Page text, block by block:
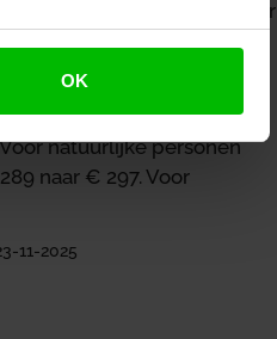
OK
van € 53 naar € 54. Voor
aanleg voor alle
natuurlijke personen
naar € 297. Voor
11-2025